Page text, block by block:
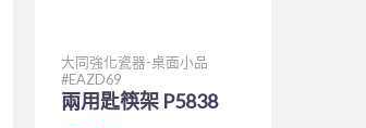
大同強化瓷器-桌面小品
EAZD69
兩用匙筷架 P5838